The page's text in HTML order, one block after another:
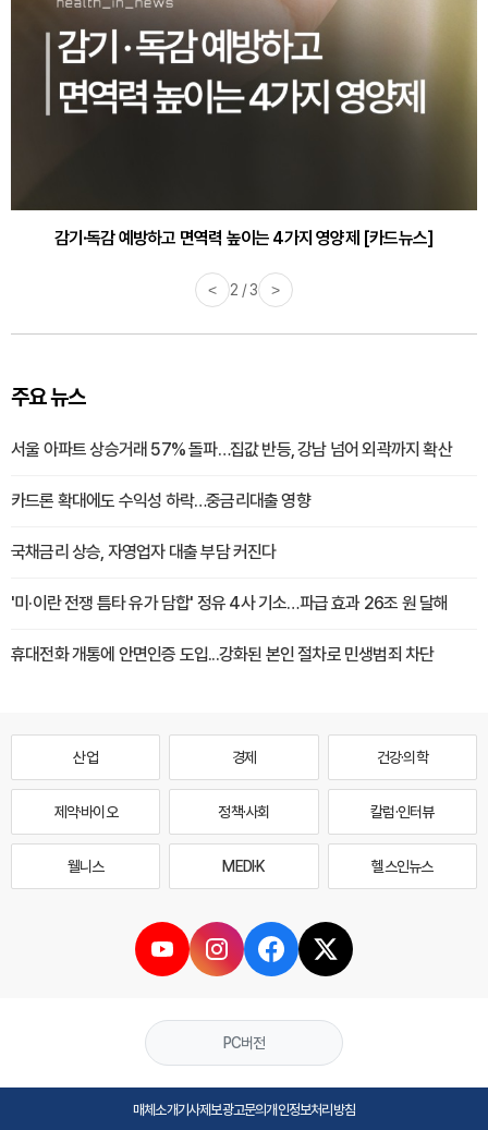
감기·독감 예방하고 면역력 높이는 4가지 영양제 [카드뉴스]
< 3 / 3 >
주요 뉴스
서울 아파트 상승거래 57% 돌파…집값 반등, 강남 넘어 외곽까지 확산
카드론 확대에도 수익성 하락…중금리대출 영향
국채금리 상승, 자영업자 대출 부담 커진다
'미·이란 전쟁 틈타 유가 담합' 정유 4사 기소…파급 효과 26조 원 달해
휴대전화 개통에 안면인증 도입...강화된 본인 절차로 민생범죄 차단
산업 경제 건강·의학
제약·바이오 정책·사회 칼럼·인터뷰
웰니스 MEDI·K 헬스인뉴스
PC버전
매체소개기사제보광고문의개인정보처리방침